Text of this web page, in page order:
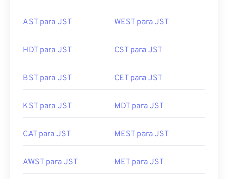
AST para JST WEST para JST
HDT para JST CST para JST
BST para JST CET para JST
KST para JST MDT para JST
CAT para JST MEST para JST
AWST para JST MET para JST